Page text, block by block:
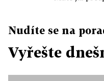
Nudíte se na
Vyřešte